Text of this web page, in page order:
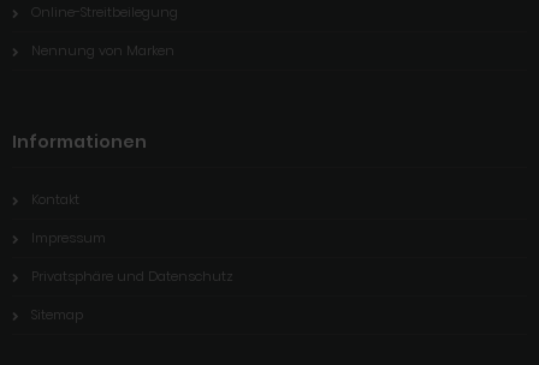
Online-Streitbeilegung
Nennung von Marken
Informationen
Kontakt
Impressum
Privatsphäre und Datenschutz
Sitemap